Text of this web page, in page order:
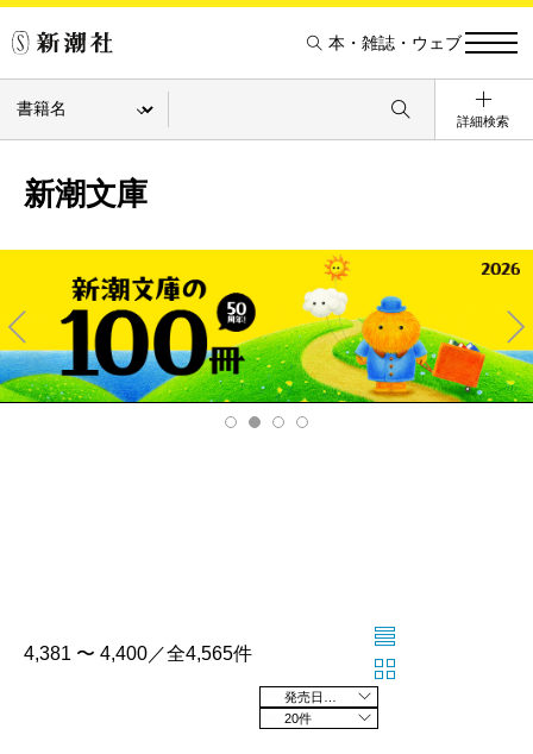
本・雑誌・ウェブ
詳細検索
新潮文庫
Pre
v
Ne
xt
4,381 〜 4,400／全4,565件
20件